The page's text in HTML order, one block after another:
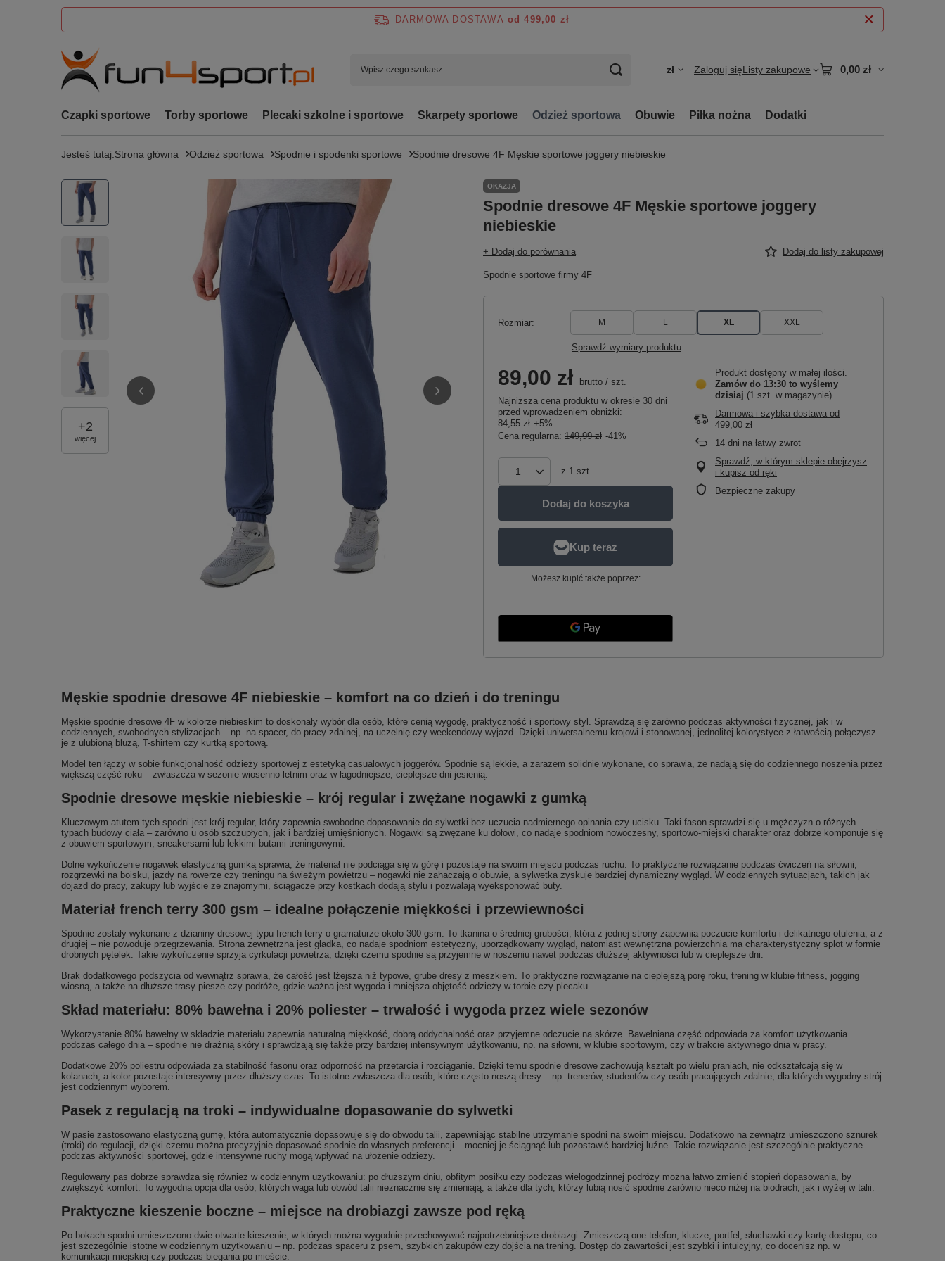
DARMOWA DOSTAWA od 499,00 zł
zł Zaloguj sięListy zakupowe 0,00 zł
Czapki sportowe Torby sportowe Plecaki szkolne i sportowe Skarpety sportowe Odzież sportowa Obuwie Piłka nożna Dodatki
Jesteś tutaj:Strona główna Odzież sportowa Spodnie i spodenki sportowe Spodnie dresowe 4F Męskie sportowe joggery niebieskie
+2
więcej
OKAZJA
Spodnie dresowe 4F Męskie sportowe joggery
niebieskie
+ Dodaj do porównania Dodaj do listy zakupowej
Spodnie sportowe firmy 4F
Rozmiar M L XL XXL
Sprawdź wymiary produktu
89,00 zł brutto / szt.
Najniższa cena produktu w okresie 30 dni
przed wprowadzeniem obniżki:
84,55 zł +5%
Cena regularna: 149,99 zł -41%
z 1 szt.
Dodaj do koszyka
Możesz kupić także poprzez:
Produkt dostępny w małej ilości
Zamów do 13:30 to wyślemy
dzisiaj (1 szt. w magazynie)
Darmowa i szybka dostawa od
499,00 zł
14 dni na łatwy zwrot
Sprawdź, w którym sklepie obejrzysz
i kupisz od ręki
Bezpieczne zakupy
Męskie spodnie dresowe 4F niebieskie – komfort na co dzień i do treningu
Męskie spodnie dresowe 4F w kolorze niebieskim to doskonały wybór dla osób, które cenią wygodę, praktyczność i sportowy styl. Sprawdzą się zarówno podczas aktywności fizycznej, jak i w
codziennych, swobodnych stylizacjach – np. na spacer, do pracy zdalnej, na uczelnię czy weekendowy wyjazd. Dzięki uniwersalnemu krojowi i stonowanej, jednolitej kolorystyce z łatwością połączysz
je z ulubioną bluzą, T-shirtem czy kurtką sportową.
Model ten łączy w sobie funkcjonalność odzieży sportowej z estetyką casualowych joggerów. Spodnie są lekkie, a zarazem solidnie wykonane, co sprawia, że nadają się do codziennego noszenia przez
większą część roku – zwłaszcza w sezonie wiosenno-letnim oraz w łagodniejsze, cieplejsze dni jesienią.
Spodnie dresowe męskie niebieskie – krój regular i zwężane nogawki z gumką
Kluczowym atutem tych spodni jest krój regular, który zapewnia swobodne dopasowanie do sylwetki bez uczucia nadmiernego opinania czy ucisku. Taki fason sprawdzi się u mężczyzn o różnych
typach budowy ciała – zarówno u osób szczupłych, jak i bardziej umięśnionych. Nogawki są zwężane ku dołowi, co nadaje spodniom nowoczesny, sportowo-miejski charakter oraz dobrze komponuje się
z obuwiem sportowym, sneakersami lub lekkimi butami treningowymi.
Dolne wykończenie nogawek elastyczną gumką sprawia, że materiał nie podciąga się w górę i pozostaje na swoim miejscu podczas ruchu. To praktyczne rozwiązanie podczas ćwiczeń na siłowni,
rozgrzewki na boisku, jazdy na rowerze czy treningu na świeżym powietrzu – nogawki nie zahaczają o obuwie, a sylwetka zyskuje bardziej dynamiczny wygląd. W codziennych sytuacjach, takich jak
dojazd do pracy, zakupy lub wyjście ze znajomymi, ściągacze przy kostkach dodają stylu i pozwalają wyeksponować buty.
Materiał french terry 300 gsm – idealne połączenie miękkości i przewiewności
Spodnie zostały wykonane z dzianiny dresowej typu french terry o gramaturze około 300 gsm. To tkanina o średniej grubości, która z jednej strony zapewnia poczucie komfortu i delikatnego otulenia, a z
drugiej – nie powoduje przegrzewania. Strona zewnętrzna jest gładka, co nadaje spodniom estetyczny, uporządkowany wygląd, natomiast wewnętrzna powierzchnia ma charakterystyczny splot w formie
drobnych pętelek. Takie wykończenie sprzyja cyrkulacji powietrza, dzięki czemu spodnie są przyjemne w noszeniu nawet podczas dłuższej aktywności lub w cieplejsze dni.
Brak dodatkowego podszycia od wewnątrz sprawia, że całość jest lżejsza niż typowe, grube dresy z meszkiem. To praktyczne rozwiązanie na cieplejszą porę roku, trening w klubie fitness, jogging
wiosną, a także na dłuższe trasy piesze czy podróże, gdzie ważna jest wygoda i mniejsza objętość odzieży w torbie czy plecaku.
Skład materiału: 80% bawełna i 20% poliester – trwałość i wygoda przez wiele sezonów
Wykorzystanie 80% bawełny w składzie materiału zapewnia naturalną miękkość, dobrą oddychalność oraz przyjemne odczucie na skórze. Bawełniana część odpowiada za komfort użytkowania
podczas całego dnia – spodnie nie drażnią skóry i sprawdzają się także przy bardziej intensywnym użytkowaniu, np. na siłowni, w klubie sportowym, czy w trakcie aktywnego dnia w pracy.
Dodatkowe 20% poliestru odpowiada za stabilność fasonu oraz odporność na przetarcia i rozciąganie. Dzięki temu spodnie dresowe zachowują kształt po wielu praniach, nie odkształcają się w
kolanach, a kolor pozostaje intensywny przez dłuższy czas. To istotne zwłaszcza dla osób, które często noszą dresy – np. trenerów, studentów czy osób pracujących zdalnie, dla których wygodny strój
jest codziennym wyborem.
Pasek z regulacją na troki – indywidualne dopasowanie do sylwetki
W pasie zastosowano elastyczną gumę, która automatycznie dopasowuje się do obwodu talii, zapewniając stabilne utrzymanie spodni na swoim miejscu. Dodatkowo na zewnątrz umieszczono sznurek
(troki) do regulacji, dzięki czemu można precyzyjnie dopasować spodnie do własnych preferencji – mocniej je ściągnąć lub pozostawić bardziej luźne. Takie rozwiązanie jest szczególnie praktyczne
podczas aktywności sportowej, gdzie intensywne ruchy mogą wpływać na ułożenie odzieży.
Regulowany pas dobrze sprawdza się również w codziennym użytkowaniu: po dłuższym dniu, obfitym posiłku czy podczas wielogodzinnej podróży można łatwo zmienić stopień dopasowania, by
zwiększyć komfort. To wygodna opcja dla osób, których waga lub obwód talii nieznacznie się zmieniają, a także dla tych, którzy lubią nosić spodnie zarówno nieco niżej na biodrach, jak i wyżej w talii.
Praktyczne kieszenie boczne – miejsce na drobiazgi zawsze pod ręką
Po bokach spodni umieszczono dwie otwarte kieszenie, w których można wygodnie przechowywać najpotrzebniejsze drobiazgi. Zmieszczą one telefon, klucze, portfel, słuchawki czy kartę dostępu, co
jest szczególnie istotne w codziennym użytkowaniu – np. podczas spaceru z psem, szybkich zakupów czy dojścia na trening. Dostęp do zawartości jest szybki i intuicyjny, co docenisz np. w
komunikacji miejskiej czy podczas biegania po mieście.